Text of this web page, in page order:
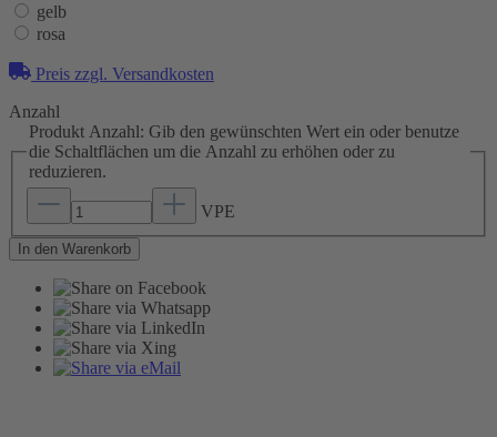
gelb
rosa
Preis zzgl. Versandkosten
Anzahl
Produkt Anzahl: Gib den gewünschten Wert ein oder benutze
die Schaltflächen um die Anzahl zu erhöhen oder zu
reduzieren.
VPE
In den Warenkorb